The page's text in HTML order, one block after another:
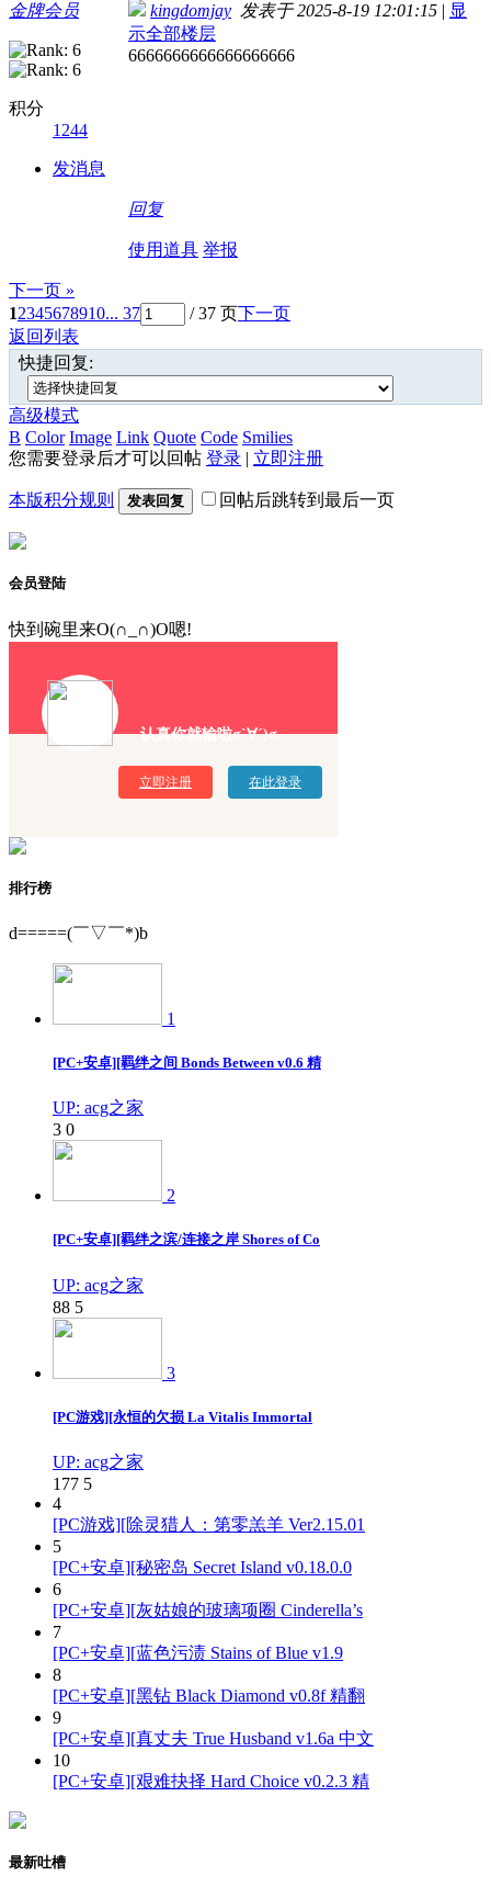
金牌会员
积分
1244
发消息
kingdomjay 发表于 2025-8-19 12:01:15 | 显
示全部楼层
6666666666666666666
回复
使用道具 举报
下一页 »
12345678910... 37 / 37 页下一页
返回列表
快捷回复:
高级模式
B Color Image Link Quote Code Smilies
您需要登录后才可以回帖 登录 | 立即注册
本版积分规则 发表回复 回帖后跳转到最后一页
会员登陆
快到碗里来O(∩_∩)O嗯!
认真你就输啦σ`∀´)σ
立即注册 在此登录
排行榜
d=====(￣▽￣*)b
1
[PC+安卓][羁绊之间 Bonds Between v0.6 精
UP: acg之家
3 0
2
[PC+安卓][羁绊之滨/连接之岸 Shores of Co
UP: acg之家
88 5
3
[PC游戏][永恒的欠损 La Vitalis Immortal
UP: acg之家
177 5
4
[PC游戏][除灵猎人：第零羔羊 Ver2.15.01
5
[PC+安卓][秘密岛 Secret Island v0.18.0.0
6
[PC+安卓][灰姑娘的玻璃项圈 Cinderella’s
7
[PC+安卓][蓝色污渍 Stains of Blue v1.9
8
[PC+安卓][黑钻 Black Diamond v0.8f 精翻
9
[PC+安卓][真丈夫 True Husband v1.6a 中文
10
[PC+安卓][艰难抉择 Hard Choice v0.2.3 精
最新吐槽